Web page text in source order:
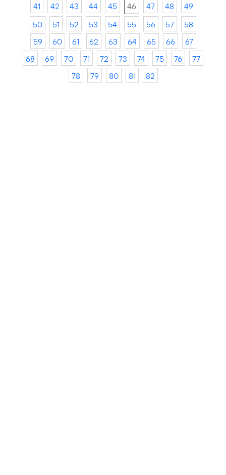
41
42 43 44 45 46 47 48
49
50
51 52 53 54 55 56 57
58
59
60 61 62 63 64 65 66
67
68
69 70 71 72 73 74 75 76
77
78
79 80 81 82